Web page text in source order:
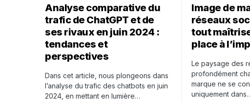
Analyse comparative du
trafic de ChatGPT et de
ses rivaux en juin 2024 :
tendances et
perspectives
Dans cet article, nous plongeons dans
l’analyse du trafic des chatbots en juin
2024, en mettant en lumière…
Image de
réseaux
tout
place à
Le paysage des
profondément
marque ne se
uniquement